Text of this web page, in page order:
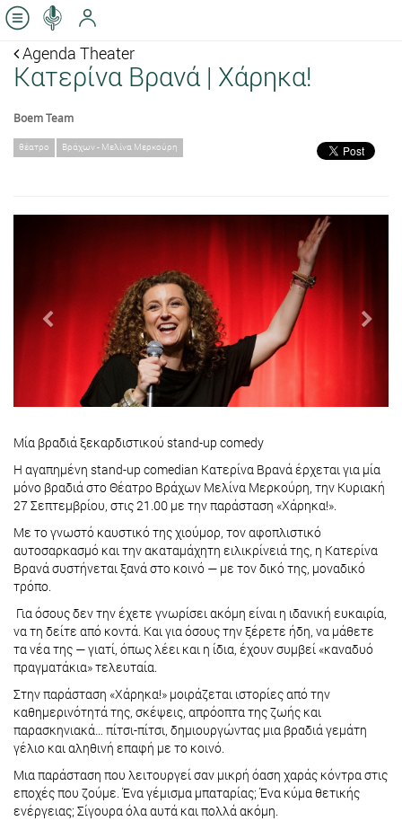
Agenda Theater
Κατερίνα Βρανά | Χάρηκα!
Boem Team
θέατρο Βράχων - Μελίνα Μερκούρη
Μία βραδιά ξεκαρδιστικού stand-up comedy
Η αγαπημένη stand-up comedian Κατερίνα Βρανά έρχεται για μία
μόνο βραδιά στο Θέατρο Βράχων Μελίνα Μερκούρη, την Κυριακή
27 Σεπτεμβρίου, στις 21.00 με την παράσταση «Χάρηκα!».
Με το γνωστό καυστικό της χιούμορ, τον αφοπλιστικό
αυτοσαρκασμό και την ακαταμάχητη ειλικρίνειά της, η Κατερίνα
Βρανά συστήνεται ξανά στο κοινό — με τον δικό της, μοναδικό
τρόπο.
Για όσους δεν την έχετε γνωρίσει ακόμη είναι η ιδανική ευκαιρία,
να τη δείτε από κοντά. Και για όσους την ξέρετε ήδη, να μάθετε
τα νέα της — γιατί, όπως λέει και η ίδια, έχουν συμβεί «καναδυό
πραγματάκια» τελευταία.
Στην παράσταση «Χάρηκα!» μοιράζεται ιστορίες από την
καθημερινότητά της, σκέψεις, απρόοπτα της ζωής και
παρασκηνιακά… πίτσι-πίτσι, δημιουργώντας μια βραδιά γεμάτη
γέλιο και αληθινή επαφή με το κοινό.
Μια παράσταση που λειτουργεί σαν μικρή όαση χαράς κόντρα στις
εποχές που ζούμε. Ένα γέμισμα μπαταρίας; Ένα κύμα θετικής
ενέργειας; Σίγουρα όλα αυτά και πολλά ακόμη.